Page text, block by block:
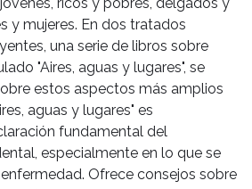
ricos y pobres, delgados y
y mujeres. En dos tratados
una serie de libros sobre
"Aires, aguas y lugares", se
estos aspectos más amplios
aguas y lugares" es
fundamental del
especialmente en lo que se
Ofrece consejos sobre